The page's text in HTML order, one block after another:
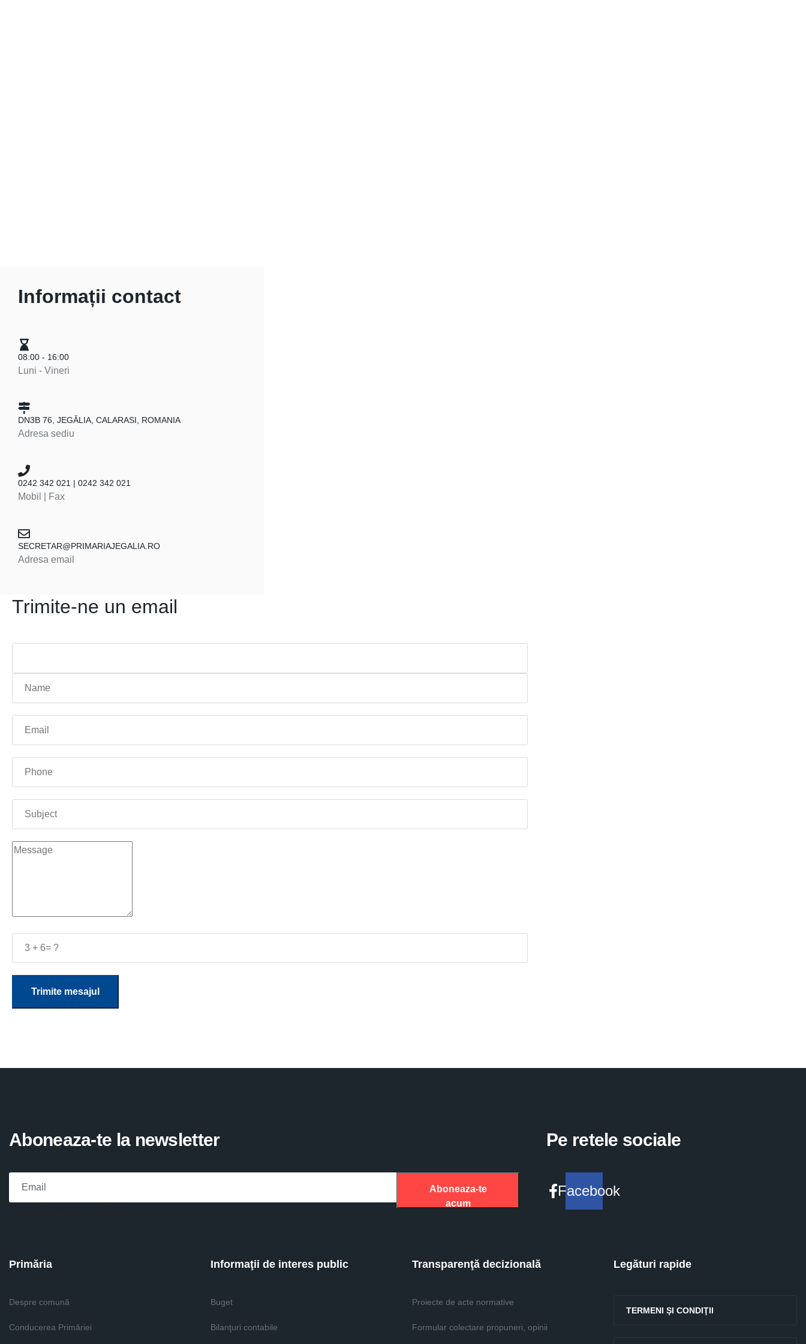
Informații contact
08:00 - 16:00
Luni - Vineri
DN3B 76, JEGĂLIA, CALARASI, ROMANIA
Adresa sediu
0242 342 021 | 0242 342 021
Mobil | Fax
SECRETAR@PRIMARIAJEGALIA.RO
Adresa email
Trimite-ne un email
Trimite mesajul
Aboneaza-te la newsletter
Aboneaza-te
acum
Pe retele sociale
Facebook
Primăria
Despre comună
Conducerea Primăriei
Informaţii de interes public
Buget
Bilanţuri contabile
Transparenţă decizională
Proiecte de acte normative
Formular colectare propuneri, opinii
Legături rapide
TERMENI ŞI CONDIŢII